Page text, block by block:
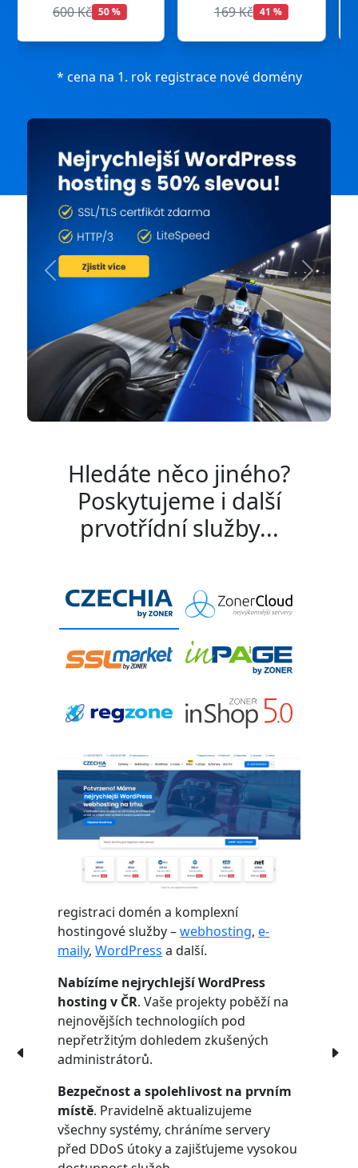
169 Kč 299 Kč
* cena na 1. rok registrace nové domény
Previous Next
Hledáte něco jiného?
Poskytujeme i další
prvotřídní služby...
registraci domén a komplexní
hostingové služby –webhosting,e-
maily,WordPress a další.
Nabízíme nejrychlejší WordPress
hosting v ČR. Vaše projekty poběží na
nejnovějších technologiích pod
nepřetržitým dohledem zkušených
administrátorů.
Bezpečnost a spolehlivost na prvním
místě. Pravidelně aktualizujeme
všechny systémy, chráníme servery
před DDoS útoky a zajišťujeme vysokou